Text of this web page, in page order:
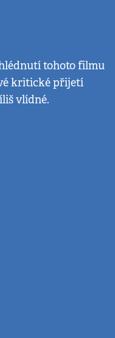
tohoto filmu
kritické přijetí
vlídné.